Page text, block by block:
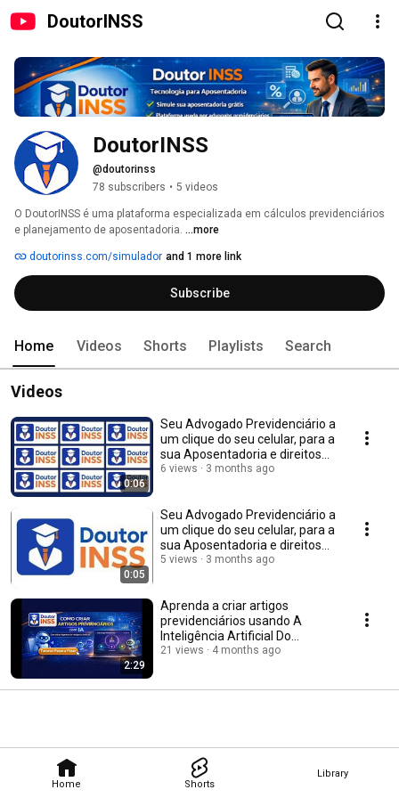
DoutorINSS
Home Shorts
Library
DoutorINSS
@doutorinss
78 subscribers • 5 videos
O DoutorINSS é uma plataforma especializada em cálculos previdenciários
e planejamento de aposentadoria. ...more
doutorinss.com/simulador and 1 more link
Subscribe
Home Videos Shorts Playlists Search
Videos
0:06
Seu Advogado Previdenciário a
um clique do seu celular, para a
sua Aposentadoria e direitos
INSS.
6 views 3 months ago
0:05
Seu Advogado Previdenciário a
um clique do seu celular, para a
sua Aposentadoria e direitos
INSS.
5 views 3 months ago
2:29
Aprenda a criar artigos
previdenciários usando A
Inteligência Artificial Do
DoutorINSS.
21 views 4 months ago